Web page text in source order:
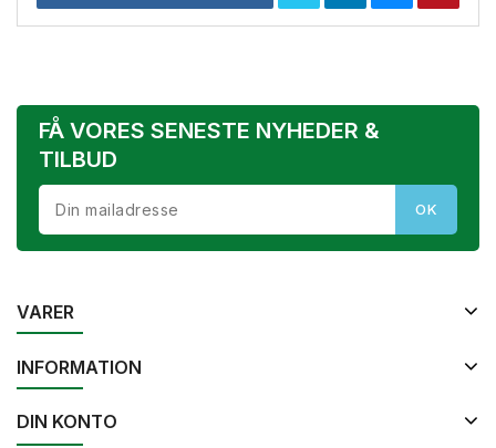
FÅ VORES SENESTE NYHEDER &
TILBUD
VARER
INFORMATION
DIN KONTO